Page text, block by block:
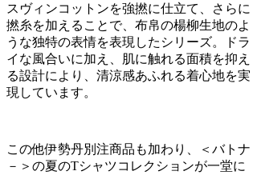
スヴィンコットンを強撚に仕立て、さらに
撚糸を加えることで、布帛の楊柳生地のよ
うな独特の表情を表現したシリーズ。ドラ
イな風合いに加え、肌に触れる面積を抑え
る設計により、清涼感あふれる着心地を実
現しています。
この他伊勢丹別注商品も加わり、＜バトナ
－＞の夏のTシャツコレクションが一堂に